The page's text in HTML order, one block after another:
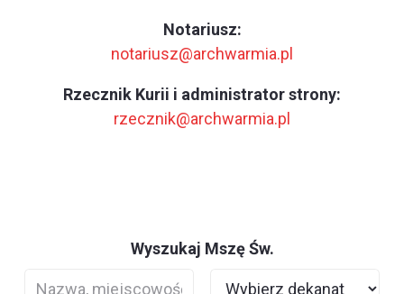
Notariusz:
notariusz@archwarmia.pl
Rzecznik Kurii i administrator strony:
rzecznik@archwarmia.pl
Wyszukaj Mszę Św.